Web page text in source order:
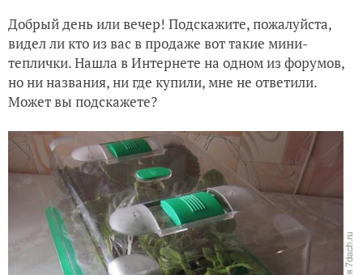
Добрый день или вечер! Подскажите, пожалуйста,
видел ли кто из вас в продаже вот такие мини-
теплички. Нашла в Интернете на одном из форумов,
но ни названия, ни где купили, мне не ответили.
Может вы подскажете?